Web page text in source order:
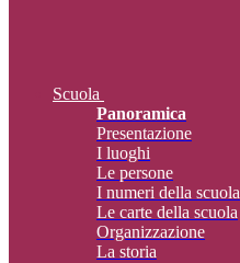
Scuola
Panoramica
Presentazione
I luoghi
Le persone
I numeri della scuola
Le carte della scuola
Organizzazione
La storia